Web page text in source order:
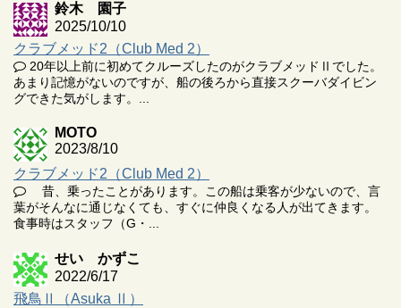
鈴木 園子
2025/10/10
クラブメッド2（Club Med 2）
20年以上前に初めてクルーズしたのがクラブメッドⅡでした。
あまり記憶がないのですが、船の後ろから直接スクーバダイビン
グできた気がします。...
MOTO
2023/8/10
クラブメッド2（Club Med 2）
昔、乗ったことがあります。この船は乗客が少ないので、言
葉がそんなに通じなくても、すぐに仲良くなる人が出てきます。
食事時はスタッフ（G・...
せい かずこ
2022/6/17
飛鳥Ⅱ（Asuka Ⅱ）